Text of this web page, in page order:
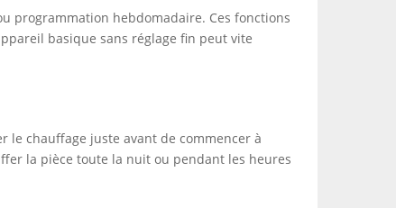
programmation hebdomadaire. Ces fonctions
basique sans réglage fin peut vite
chauffage juste avant de commencer à
la pièce toute la nuit ou pendant les heures